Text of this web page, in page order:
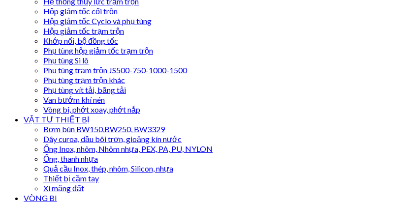
Hộp giảm tốc cối trộn
Hộp giảm tốc Cyclo và phụ tùng
Hộp giảm tốc trạm trộn
Khớp nối, bộ đồng tốc
Phụ tùng hộp giảm tốc trạm trộn
Phụ tùng Si lô
Phụ tùng trạm trộn JS500-750-1000-1500
Phụ tùng trạm trộn khác
Phụ tùng vít tải, băng tải
Van bướm khí nén
Vòng bi, phớt xoay, phớt nắp
VẬT TƯ THIẾT BỊ
Bơm bùn BW150,BW250, BW3329
Dây curoa, dầu bôi trơn, gioăng kín nước
Ống Inox, nhôm, Nhôm nhựa, PEX, PA, PU, NYLON
Ống, thanh nhựa
Quả cầu Inox, thép, nhôm, Silicon, nhựa
Thiết bị cầm tay
Xi măng đất
VÒNG BI